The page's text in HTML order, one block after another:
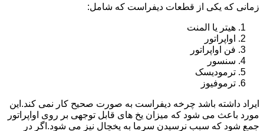
زمانی که یکی از قطعات دیفراست که شامل:
هیتر یا المنت
اواپراتور
فن اواپراتور
سنسور
ترمودیسک
ترموفیوز
ایراد داشته باشد چرخه دیفراست به صورت صحیح کار نمی کند.این
مورد باعث می شود که میزان یخ های قابل توجهی بر روی اواپراتور
جمع شود که سبب نرسیدن سرما به یخچال نیز می شود.اگر در